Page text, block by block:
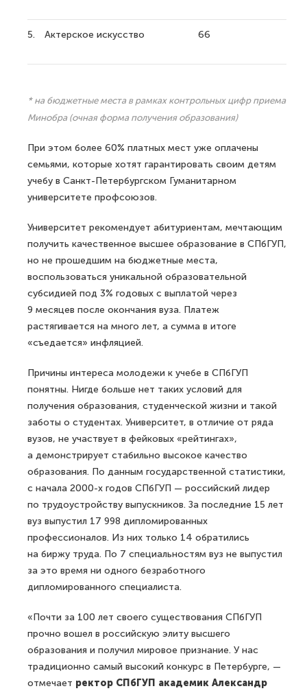
5. Актерское искусство 66
* на бюджетные места в рамках контрольных цифр приема
Минобра (очная форма получения образования)
При этом более 60% платных мест уже оплачены
семьями, которые хотят гарантировать своим детям
учебу в Санкт-Петербургском Гуманитарном
университете профсоюзов.
Университет рекомендует абитуриентам, мечтающим
получить качественное высшее образование в СПбГУП,
но не прошедшим на бюджетные места,
воспользоваться уникальной образовательной
субсидией под 3% годовых с выплатой через
9 месяцев после окончания вуза. Платеж
растягивается на много лет, а сумма в итоге
«съедается» инфляцией.
Причины интереса молодежи к учебе в СПбГУП
понятны. Нигде больше нет таких условий для
получения образования, студенческой жизни и такой
заботы о студентах. Университет, в отличие от ряда
вузов, не участвует в фейковых «рейтингах»,
а демонстрирует стабильно высокое качество
образования. По данным государственной статистики,
с начала 2000-х годов СПбГУП — российский лидер
по трудоустройству выпускников. За последние 15 лет
вуз выпустил 17 998 дипломированных
профессионалов. Из них только 14 обратились
на биржу труда. По 7 специальностям вуз не выпустил
за это время ни одного безработного
дипломированного специалиста.
«Почти за 100 лет своего существования СПбГУП
прочно вошел в российскую элиту высшего
образования и получил мировое признание. У нас
традиционно самый высокий конкурс в Петербурге, —
отмечает ректор СПбГУП академик Александр